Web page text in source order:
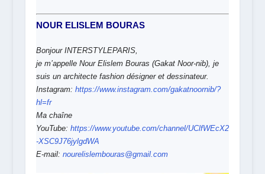
NOUR ELISLEM BOURAS
Bonjour INTERSTYLEPARIS,
je m’appelle Nour Elislem Bouras (Gakat Noor-nib), je
suis un architecte fashion désigner et dessinateur.
Instagram: https://www.instagram.com/gakatnoornib/?
hl=fr
Ma chaîne
YouTube: https://www.youtube.com/channel/UClfWEcX2
-XSC9J76jylgdWA
E-mail: nourelislembouras@gmail.com